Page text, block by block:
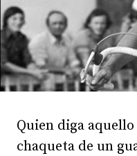
Quien diga
chaqueta de un